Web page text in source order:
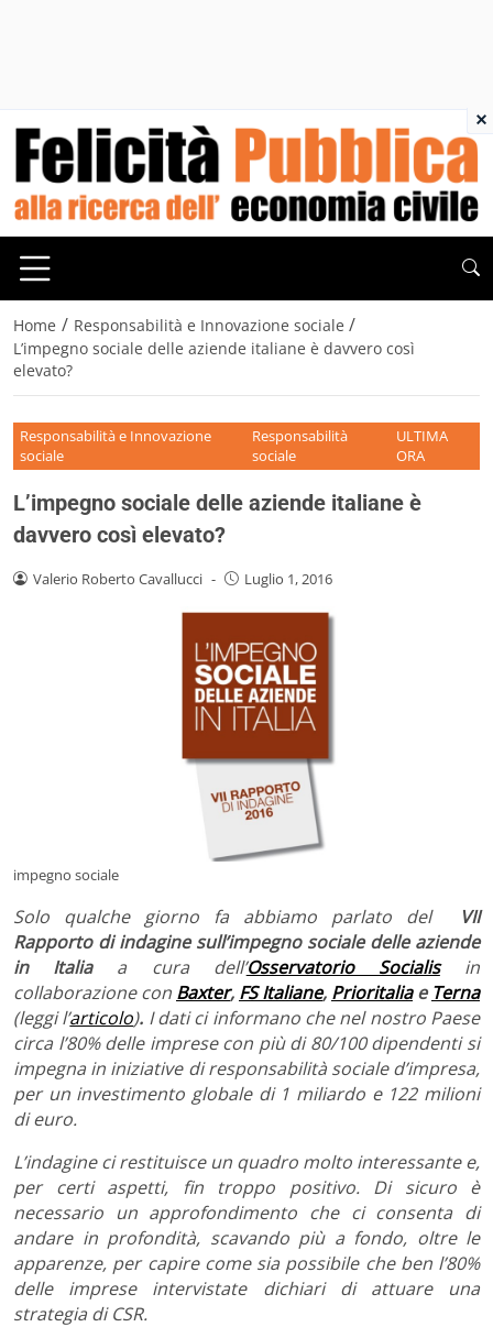
Home / Responsabilità e Innovazione sociale /
L’impegno sociale delle aziende italiane è davvero così
elevato?
Responsabilità e Innovazione
sociale
Responsabilità
sociale
ULTIMA
ORA
L’impegno sociale delle aziende italiane è
davvero così elevato?
Valerio Roberto Cavallucci - Luglio 1, 2016
impegno sociale
Solo qualche giorno fa abbiamo parlato del
VII
Rapporto di indagine sull’impegno sociale delle aziende
in Italia
a cura dell’Osservatorio Socialis
in
collaborazione con Baxter, FS Italiane, Prioritalia e Terna
(leggi l’articolo). I dati ci informano che nel nostro Paese
circa l’80% delle imprese con più di 80/100 dipendenti si
impegna in iniziative di responsabilità sociale d’impresa,
per un investimento globale di 1 miliardo e 122 milioni
di euro.
L’indagine ci restituisce un quadro molto interessante e,
per certi aspetti, fin troppo positivo. Di sicuro è
necessario un approfondimento che ci consenta di
andare in profondità, scavando più a fondo, oltre le
apparenze, per capire come sia possibile che ben l’80%
delle imprese intervistate dichiari di attuare una
strategia di CSR.
×